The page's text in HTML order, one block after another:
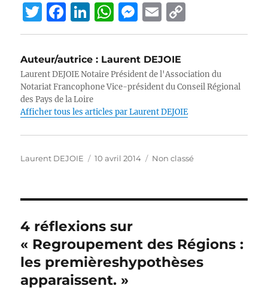
T
w
it
te
r
F
a
c
e
b
o
Li
n
e
d
I
W
h
s
A
p
M
e
ss
e
n
g
E
m
ai
l
o
y
Li
n
Auteur/autrice : Laurent DEJOIE
Laurent DEJOIE Notaire Président de l'Association du
Notariat Francophone Vice-président du Conseil Régional
des Pays de la Loire
Afficher tous les articles par Laurent DEJOIE
Auteur
Laurent DEJOIE
Publié
10 avril 2014 Catégories
Non classé
4 réflexions sur
« Regroupement des Régions :
les premièreshypothèses
apparaissent. »